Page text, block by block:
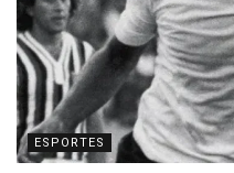
ESPORTES